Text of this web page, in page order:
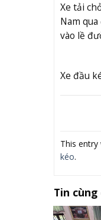
Xe tải
Nam
vào lề
Xe đầu
This entry
kéo.
Tin cùng